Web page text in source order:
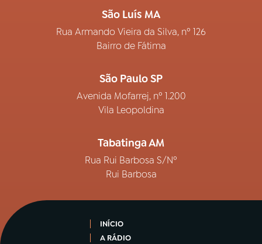
São Luís MA
Rua Armando Vieira da Silva, nº 126
Bairro de Fátima
São Paulo SP
Avenida Mofarrej, nº 1.200
Vila Leopoldina
Tabatinga AM
Rua Rui Barbosa S/Nº
Rui Barbosa
INÍCIO
A RÁDIO